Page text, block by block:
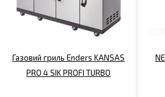
Газовий гриль Enders KANSAS
PRO 4 SIK PROFI TURBO